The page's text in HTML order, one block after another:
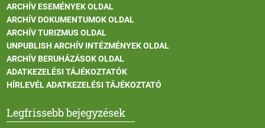
ARCHÍV ESEMÉNYEK OLDAL
ARCHÍV DOKUMENTUMOK OLDAL
ARCHÍV TURIZMUS OLDAL
UNPUBLISH ARCHÍV INTÉZMÉNYEK OLDAL
ARCHÍV BERUHÁZÁSOK OLDAL
ADATKEZELÉSI TÁJÉKOZTATÓK
HÍRLEVÉL ADATKEZELÉSI TÁJÉKOZTATÓ
Legfrissebb bejegyzések